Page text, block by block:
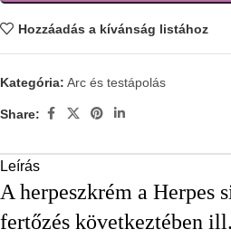
Hozzáadás a kívánság listához
Kategória: Arc és testápolás
Share:
Leírás
A herpeszkrém a Herpes
fertőzés következtében